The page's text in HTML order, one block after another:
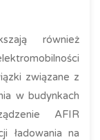
również
związane z
w budynkach
AFIR
ładowania na